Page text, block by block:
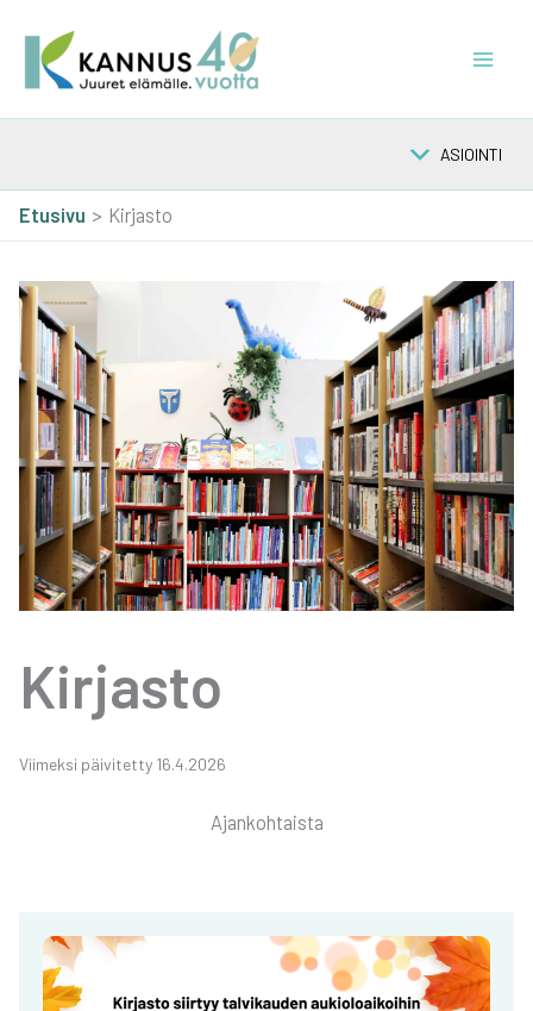
sisältöön
ASIOINTI
Etusivu Kirjasto
Kir­jas­to
Vii­mek­si päi­vi­tet­ty 16.4.2026
Ajan­koh­tais­ta